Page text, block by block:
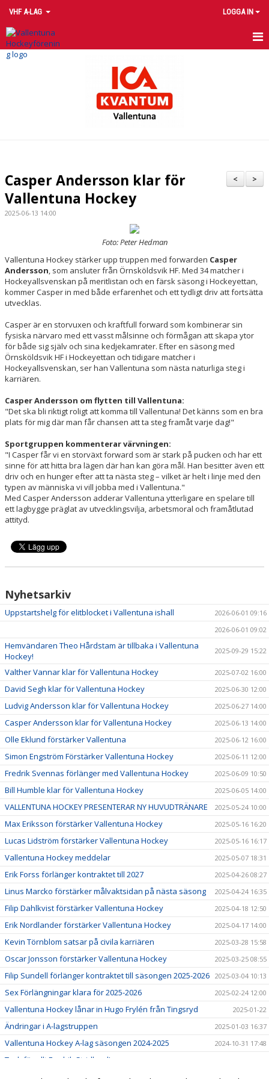
VHF A-LAG LOGGA IN
HEM
BILDGALLERI
DOKUMENT
>
<
Casper Andersson klar för
Vallentuna Hockey
2025-06-13 14:00
Foto: Peter Hedman
Vallentuna Hockey stärker upp truppen med forwarden Casper
Andersson , som ansluter från Örnsköldsvik HF. Med 34 matcher i
Hockeyallsvenskan på meritlistan och en färsk säsong i Hockeyettan,
kommer Casper in med både erfarenhet och ett tydligt driv att fortsätta
utvecklas.
Casper är en storvuxen och kraftfull forward som kombinerar sin
fysiska närvaro med ett vasst målsinne och förmågan att skapa ytor
för både sig själv och sina kedjekamrater. Efter en säsong med
Örnsköldsvik HF i Hockeyettan och tidigare matcher i
Hockeyallsvenskan, ser han Vallentuna som nästa naturliga steg i
karriären.
Casper Andersson om flytten till Vallentuna:
"Det ska bli riktigt roligt att komma till Vallentuna! Det känns som en bra
plats för mig där man får chansen att ta steg framåt varje dag!"
Sportgruppen kommenterar värvningen:
"I Casper får vi en storväxt forward som är stark på pucken och har ett
sinne för att hitta bra lägen där han kan göra mål. Han besitter även ett
driv och en hunger efter att ta nästa steg – vilket är helt i linje med den
typen av människa vi vill jobba med i Vallentuna."
Med Casper Andersson adderar Vallentuna ytterligare en spelare till
ett lagbygge präglat av utvecklingsvilja, arbetsmoral och framåtlutad
attityd.
Nyhetsarkiv
Uppstartshelg för elitblocket i Vallentuna ishall
2026-06-01 09:16
2026-06-01 09:02
Hemvändaren Theo Hårdstam är tillbaka i Vallentuna
Hockey!
2025-09-29 15:22
Valther Vannar klar för Vallentuna Hockey 2025-07-02 16:00
David Segh klar för Vallentuna Hockey 2025-06-30 12:00
Ludvig Andersson klar för Vallentuna Hockey 2025-06-27 14:00
Casper Andersson klar för Vallentuna Hockey 2025-06-13 14:00
Olle Eklund förstärker Vallentuna 2025-06-12 16:00
Simon Engström Förstärker Vallentuna Hockey 2025-06-11 12:00
Fredrik Svennas förlänger med Vallentuna Hockey 2025-06-09 10:50
Bill Humble klar för Vallentuna Hockey 2025-06-05 14:00
VALLENTUNA HOCKEY PRESENTERAR NY HUVUDTRÄNARE 2025-05-24 10:00
Max Eriksson förstärker Vallentuna Hockey 2025-05-16 16:20
Lucas Lidström förstärker Vallentuna Hockey 2025-05-16 16:17
Vallentuna Hockey meddelar 2025-05-07 18:31
Erik Forss förlänger kontraktet till 2027 2025-04-26 08:27
Linus Marcko förstärker målvaktsidan på nästa säsong 2025-04-24 16:35
Filip Dahlkvist förstärker Vallentuna Hockey 2025-04-18 12:50
Erik Nordlander förstärker Vallentuna Hockey 2025-04-17 14:00
Kevin Törnblom satsar på civila karriären 2025-03-28 15:58
Oscar Jonsson förstärker Vallentuna Hockey 2025-03-25 08:55
Filip Sundell förlänger kontraktet till säsongen 2025-2026 2025-03-04 10:13
Sex Förlängningar klara för 2025-2026 2025-02-24 12:00
Vallentuna Hockey lånar in Hugo Frylén från Tingsryd 2025-01-22
Ändringar i A-lagstruppen 2025-01-03 16:37
Vallentuna Hockey A-lag säsongen 2024-2025 2024-10-31 17:48
Tack för allt Fredrik Stridlund!
Tack för allt Marcus Andersson! 2024-09-17 15:43